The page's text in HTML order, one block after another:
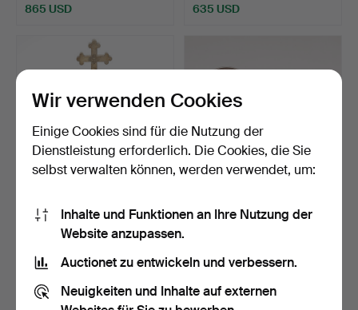
865 USD 635 USD
AUGUST WILHELM
ARNESEN.
Schreibtischaufsat…
Beendet 14. Nov 2021
50 Gebote
Ausgewähltes
SUPLÖFFEL, Silber,
Jonas Yman, Växjö, 1764…
50 Gebote
Ausgewähltes
Wir verwenden Cookies
Einige Cookies sind für die Nutzung der
Dienstleistung erforderlich. Die Cookies, die Sie
selbst verwalten können, werden verwendet, um:
Inhalte und Funktionen an Ihre Nutzung der
Website anzupassen.
Auctionet zu entwickeln und verbessern.
Neuigkeiten und Inhalte auf externen